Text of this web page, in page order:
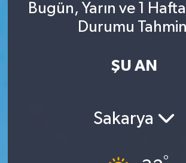
Bugün, Yarın ve 1
Durumu
ŞU AN
Sakarya
Süper Lig Puan Durumu ve